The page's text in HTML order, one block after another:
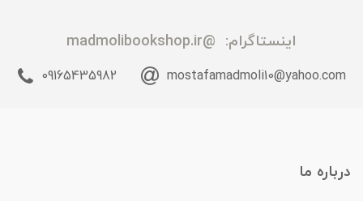
اینستاگرام: @madmolibookshop.ir
mostafamadmoli10@yahoo.com
09165435982
درباره ما